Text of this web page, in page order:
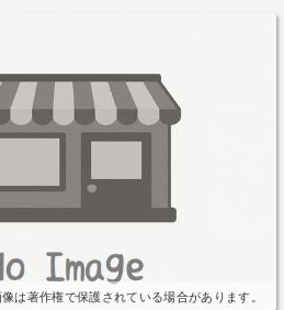
像は著作権で保護されている場合があります。